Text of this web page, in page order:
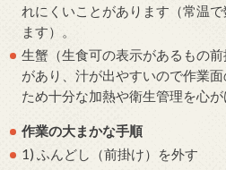
れにくいことがあります（常温
ます）。
生蟹（生食可の表示があるもの
があり、汁が出やすいので作業
ため十分な加熱や衛生管理を心が
作業の大まかな手順
1) ふんどし（前掛け）を外す